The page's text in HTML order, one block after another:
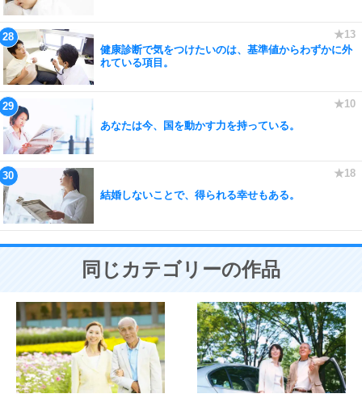
健康診断で気をつけたいのは、基準値からわずかに外
れている項目。
あなたは今、国を動かす力を持っている。
結婚しないことで、得られる幸せもある。
同じカテゴリーの作品